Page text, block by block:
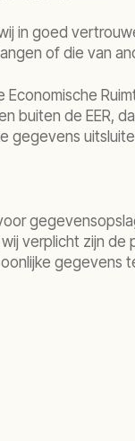
in goed
of die van
buiten de
gegevens
verplicht zijn